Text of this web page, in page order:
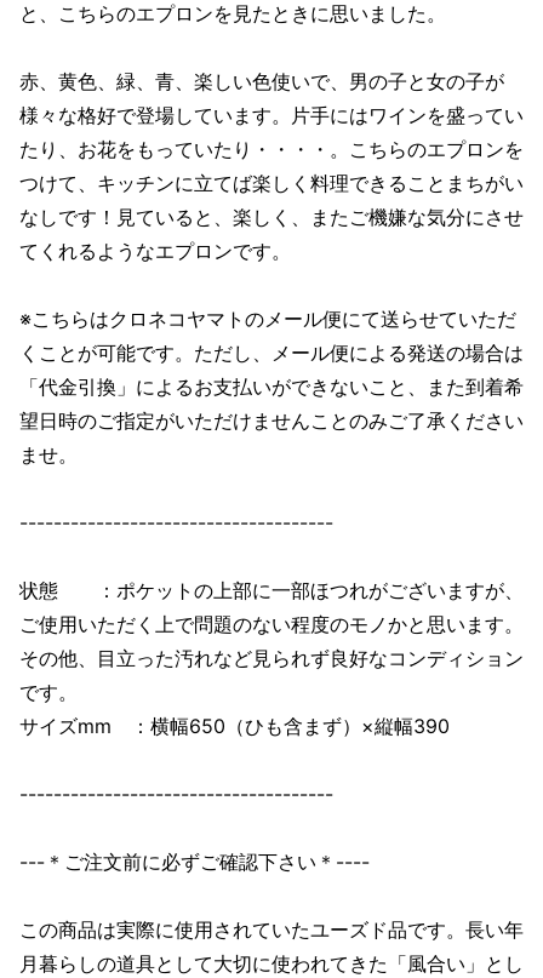
と、こちらのエプロンを見たときに思いました。
赤、黄色、緑、青、楽しい色使いで、男の子と女の子が
様々な格好で登場しています。片手にはワインを盛ってい
たり、お花をもっていたり・・・・。こちらのエプロンを
つけて、キッチンに立てば楽しく料理できることまちがい
なしです！見ていると、楽しく、またご機嫌な気分にさせ
てくれるようなエプロンです。
※こちらはクロネコヤマトのメール便にて送らせていただ
くことが可能です。ただし、メール便による発送の場合は
「代金引換」によるお支払いができないこと、また到着希
望日時のご指定がいただけませんことのみご了承ください
ませ。
-------------------------------------
状態 ：ポケットの上部に一部ほつれがございますが、
ご使用いただく上で問題のない程度のモノかと思います。
その他、目立った汚れなど見られず良好なコンディション
です。
サイズmm ：横幅650（ひも含まず）×縦幅390
-------------------------------------
---＊ご注文前に必ずご確認下さい＊----
この商品は実際に使用されていたユーズド品です。長い年
月暮らしの道具として大切に使われてきた「風合い」とし